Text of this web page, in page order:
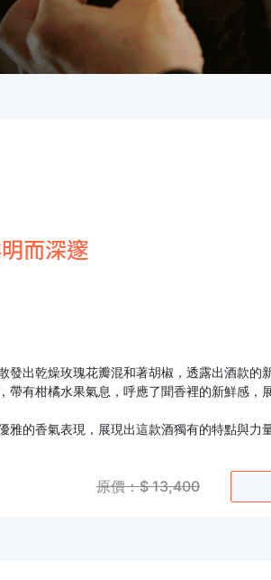
而深邃
出乾燥玫瑰花瓣混和著胡椒，透露出酒款的
有柑橘水果氣息，呼應了聞香裡的新鮮感，
的香氣表現，展現出這款酒獨有的特點與力
原價：$ 13,400